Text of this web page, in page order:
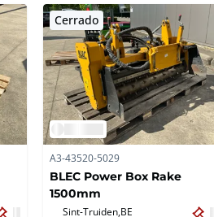
Cerrado
A3-43520-5029
BLEC Power Box Rake
1500mm
Sint-Truiden, BE